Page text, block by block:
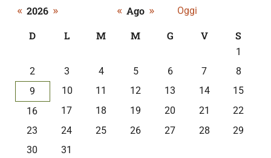
events
« 2026 » « Ago » Oggi
D L M M G V S
1
2
3 4 5 6 7
8
9
10 11 12 13 14
15
16
17 18 19 20 21
22
23
24 25 26 27 28
29
30
31